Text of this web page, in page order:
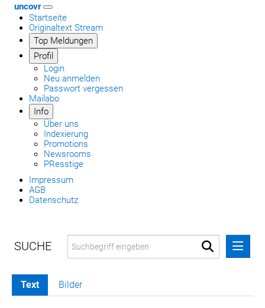
uncovr
Startseite
Originaltext Stream
Top Meldungen
Profil
Login
Neu anmelden
Passwort vergessen
Mailabo
Info
Über uns
Indexierung
Promotions
Newsrooms
PResstige
Impressum
AGB
Datenschutz
MELDUNGEN
Text Bilder